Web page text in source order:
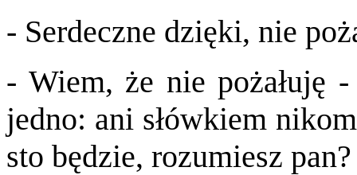
- Serdeczne dzięki, nie
- Wiem, że nie pożałuję
jedno: ani słówkiem
sto będzie, rozumiesz pan?